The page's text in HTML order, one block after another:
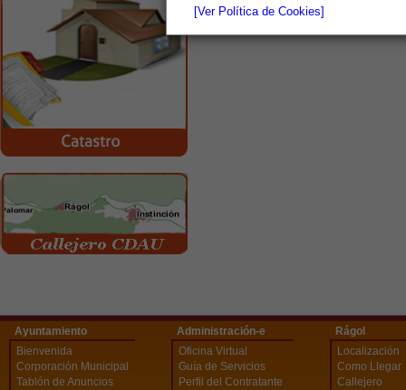
[Ver Política de Cookies]
Ayuntamiento
Bienvenida
Corporación Municipal
Tablón de Anuncios
Administración-e
Oficina Virtual
Guía de Servicios
Perfil del Contratante
Rágol
Localización
Como Llegar
Callejero